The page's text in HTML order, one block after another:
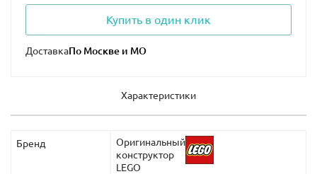
Купить в один клик
Доставка
Характеристики
Бренд
Оригинальный
конструктор
LEGO